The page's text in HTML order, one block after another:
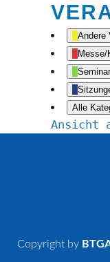
Andere
Messe/
Seminar
Alle
Ansicht
Copyright by